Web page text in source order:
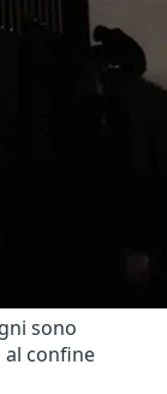
sono
al confine